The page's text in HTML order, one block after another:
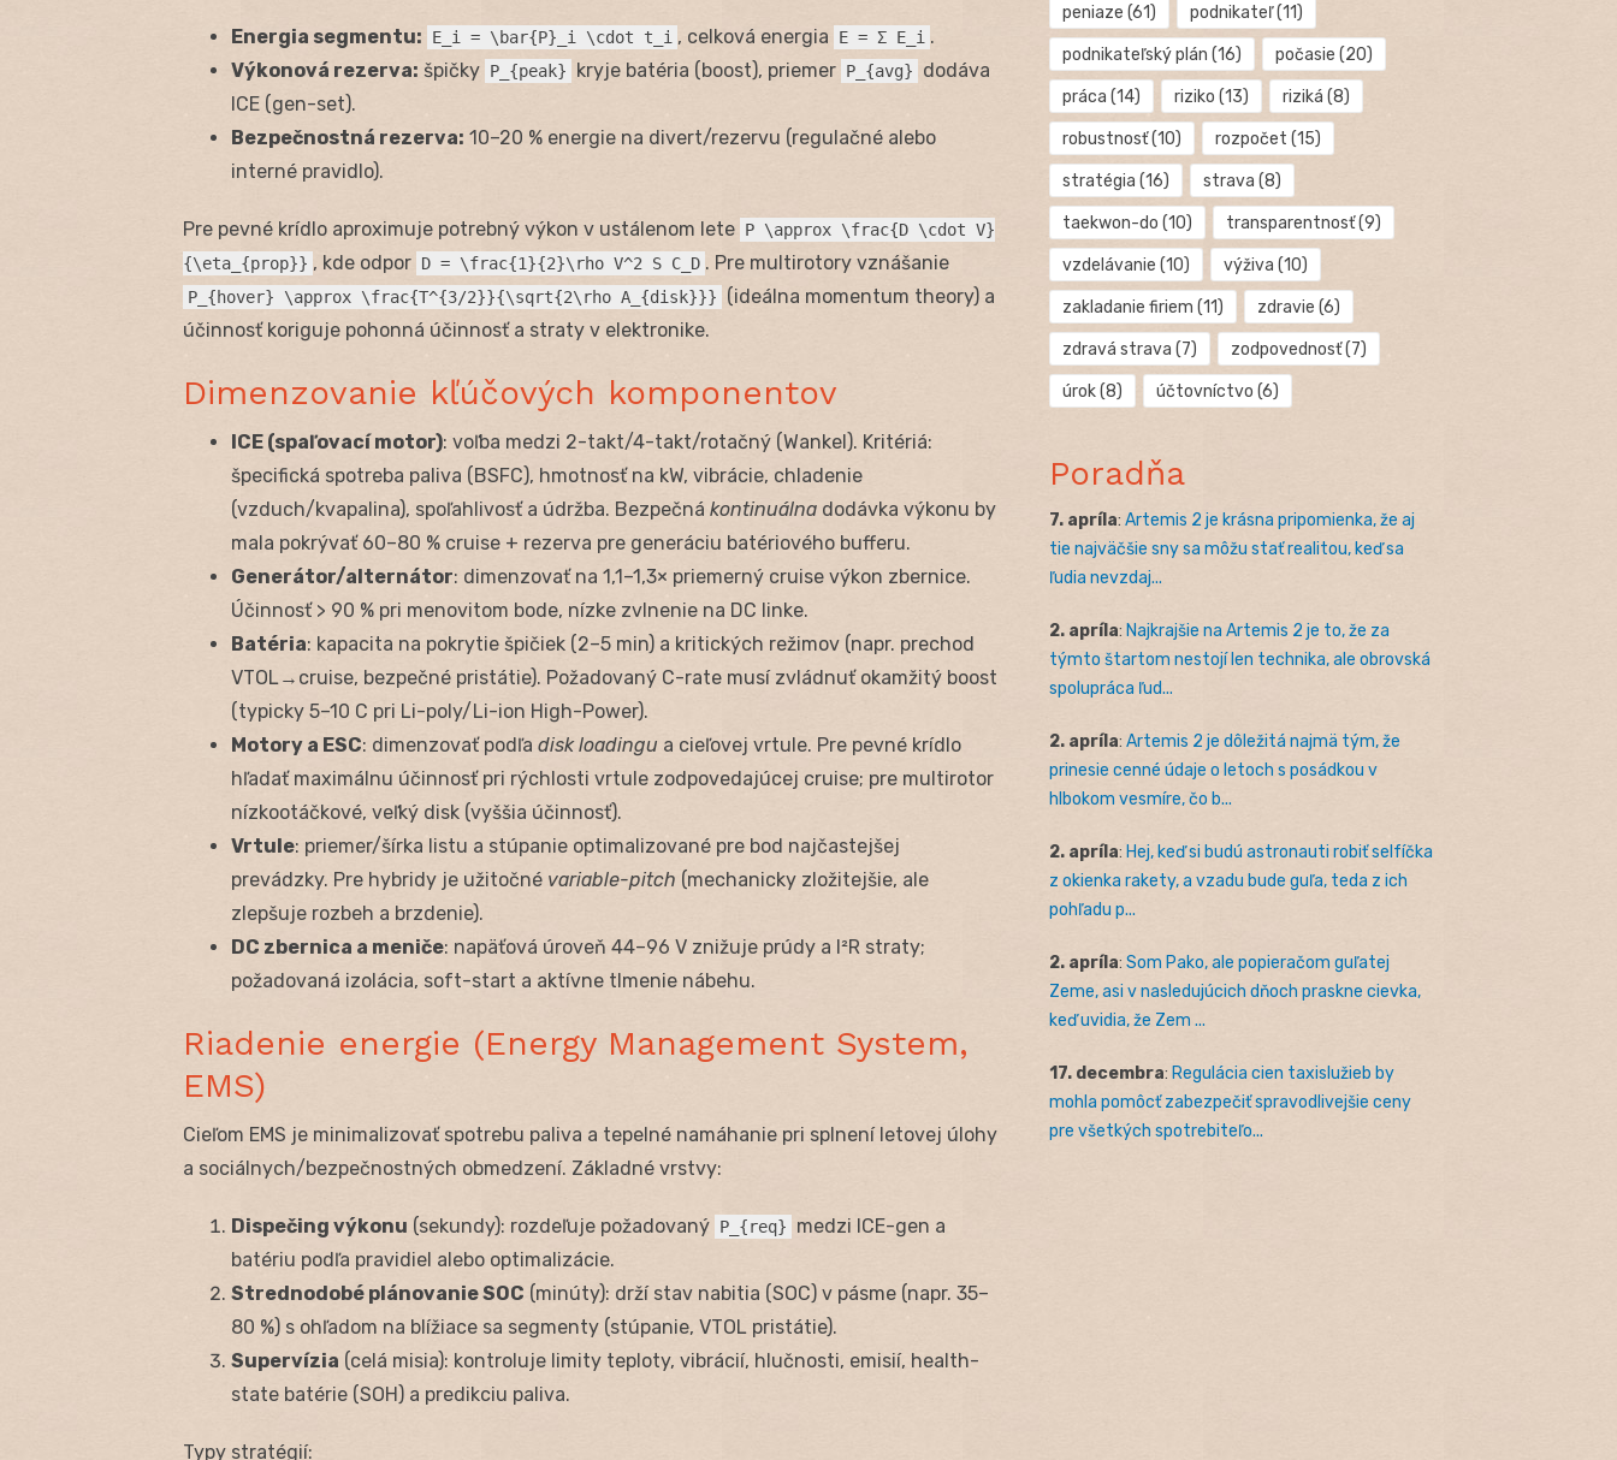
Energia segmentu: E_i = \bar{P}_i \cdot t_i , celková energia E = Σ E_i .
Výkonová rezerva: špičky P_{peak} kryje batéria (boost), priemer P_{avg}
dodáva
ICE (gen-set).
Bezpečnostná rezerva: 10–20 % energie na divert/rezervu (regulačné alebo
interné pravidlo).
Pre pevné krídlo aproximuje potrebný výkon v ustálenom lete P \approx \frac{D \cdot V}
{\eta_{prop}} , kde odpor D = \frac{1}{2}\rho V^2 S C_D . Pre multirotory vznášanie
P_{hover} \approx \frac{T^{3/2}}{\sqrt{2\rho A_{disk}}}
(ideálna momentum theory) a
účinnosť koriguje pohonná účinnosť a straty v elektronike.
Dimenzovanie kľúčových komponentov
ICE (spaľovací motor): voľba medzi 2-takt/4-takt/rotačný (Wankel). Kritériá:
špecifická spotreba paliva (BSFC), hmotnosť na kW, vibrácie, chladenie
(vzduch/kvapalina), spoľahlivosť a údržba. Bezpečná kontinuálna dodávka výkonu by
mala pokrývať 60–80 % cruise + rezerva pre generáciu batériového bufferu.
Generátor/alternátor: dimenzovať na 1,1–1,3× priemerný cruise výkon zbernice.
Účinnosť > 90 % pri menovitom bode, nízke zvlnenie na DC linke.
Batéria: kapacita na pokrytie špičiek (2–5 min) a kritických režimov (napr. prechod
VTOL→cruise, bezpečné pristátie). Požadovaný C-rate musí zvládnuť okamžitý boost
(typicky 5–10 C pri Li-poly/Li-ion High-Power).
Motory a ESC: dimenzovať podľa disk loadingu a cieľovej vrtule. Pre pevné krídlo
hľadať maximálnu účinnosť pri rýchlosti vrtule zodpovedajúcej cruise; pre multirotor
nízkootáčkové, veľký disk (vyššia účinnosť).
Vrtule: priemer/šírka listu a stúpanie optimalizované pre bod najčastejšej
prevádzky. Pre hybridy je užitočné variable-pitch (mechanicky zložitejšie, ale
zlepšuje rozbeh a brzdenie).
DC zbernica a meniče: napäťová úroveň 44–96 V znižuje prúdy a I²R straty;
požadovaná izolácia, soft-start a aktívne tlmenie nábehu.
Riadenie energie (Energy Management System,
EMS)
Cieľom EMS je minimalizovať spotrebu paliva a tepelné namáhanie pri splnení letovej úlohy
a sociálnych/bezpečnostných obmedzení. Základné vrstvy:
Dispečing výkonu (sekundy): rozdeľuje požadovaný P_{req}
medzi ICE-gen a
batériu podľa pravidiel alebo optimalizácie.
Strednodobé plánovanie SOC (minúty): drží stav nabitia (SOC) v pásme (napr. 35–
80 %) s ohľadom na blížiace sa segmenty (stúpanie, VTOL pristátie).
Supervízia (celá misia): kontroluje limity teploty, vibrácií, hlučnosti, emisií, health-
state batérie (SOH) a predikciu paliva.
Typy stratégií:
peniaze (61) podnikateľ(11)
podnikateľský plán (16) počasie (20)
práca (14) riziko (13) riziká (8)
robustnosť(10) rozpočet (15)
stratégia (16) strava (8)
taekwon-do (10) transparentnosť(9)
vzdelávanie (10) výživa (10)
zakladanie firiem (11) zdravie (6)
zdravá strava (7) zodpovednosť(7)
úrok(8) účtovníctvo (6)
Poradňa
7. apríla: Artemis 2 je krásna pripomienka, že aj
tie najväčšie sny sa môžu stať realitou, keď sa
ľudia nevzdaj...
2. apríla: Najkrajšie na Artemis 2 je to, že za
týmto štartom nestojí len technika, ale obrovská
spolupráca ľud...
2. apríla: Artemis 2 je dôležitá najmä tým, že
prinesie cenné údaje o letoch s posádkou v
hlbokom vesmíre, čo b...
2. apríla: Hej, keď si budú astronauti robiť selfíčka
z okienka rakety, a vzadu bude guľa, teda z ich
pohľadu p...
2. apríla: Som Pako, ale popieračom guľatej
Zeme, asi v nasledujúcich dňoch praskne cievka,
keď uvidia, že Zem ...
17. decembra: Regulácia cien taxislužieb by
mohla pomôcť zabezpečiť spravodlivejšie ceny
pre všetkých spotrebiteľo...